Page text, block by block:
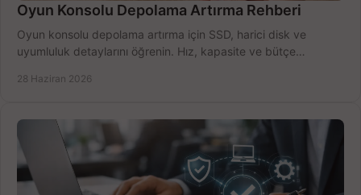
Oyun Konsolu Depolama Artırma Rehberi
Oyun konsolu depolama artırma için SSD, harici disk ve
uyumluluk detaylarını öğrenin. Hız, kapasite ve bütçe
28 Haziran 2026